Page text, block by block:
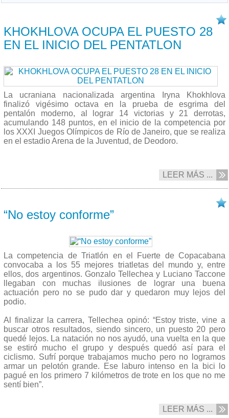
KHOKHLOVA OCUPA EL PUESTO 28
EN EL INICIO DEL PENTATLON
La ucraniana nacionalizada argentina Iryna Khokhlova
finalizó vigésimo octava en la prueba de esgrima del
pentalón moderno, al lograr 14 victorias y 21 derrotas,
acumulando 148 puntos, en el inicio de la competencia por
los XXXI Juegos Olímpicos de Río de Janeiro, que se realiza
en el estadio Arena de la Juventud, de Deodoro.
LEER MÁS ...
“No estoy conforme”
La competencia de Triatlón en el Fuerte de Copacabana
convocaba a los 55 mejores triatletas del mundo y, entre
ellos, dos argentinos. Gonzalo Tellechea y Luciano Taccone
llegaban con muchas ilusiones de lograr una buena
actuación pero no se pudo dar y quedaron muy lejos del
podio.
Al finalizar la carrera, Tellechea opinó: “Estoy triste, vine a
buscar otros resultados, siendo sincero, un puesto 20 pero
quedé lejos. La natación no nos ayudó, una vuelta en la que
se estiró mucho el grupo y después quedó así para el
ciclismo. Sufrí porque trabajamos mucho pero no logramos
armar un pelotón grande. Ese laburo intenso en la bici lo
pagué en los primero 7 kilómetros de trote en los que no me
sentí bien”.
LEER MÁS ...